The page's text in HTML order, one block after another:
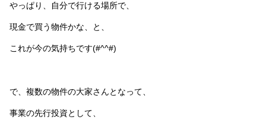
やっぱり、自分で行ける場所で、
現金で買う物件かな、と、
これが今の気持ちです(#^^#)
で、複数の物件の大家さんとなって、
事業の先行投資として、